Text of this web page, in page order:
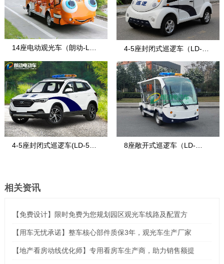
14座电动观光车（朗动-LD-
14F-5E款
4-5座封闭式巡逻车（LD-4-
7）
4-5座封闭式巡逻车(LD-5S- 8座敞开式巡逻车（LD-
相关资讯
【免费设计】限时免费为您规划园区观光车线路及配置方
【用车无忧承诺】整车核心部件质保3年，观光车生产厂家
【地产看房动线优化师】专用看房车生产商，助力销售额提